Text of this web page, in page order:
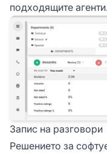
подходящите
Запис на разговори
Решението за